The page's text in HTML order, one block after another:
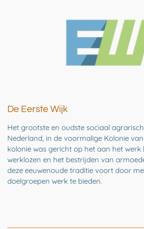
De Eerste Wijk
Het grootste en oudste sociaal
Nederland, in de voormalige Kolonie
kolonie was gericht op het aan het werk
werklozen en het bestrijden van
deze eeuwenoude traditie voort door
doelgroepen werk te bieden.